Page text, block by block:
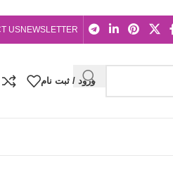
NEWSLETTER
US
ورود / ثبت نام